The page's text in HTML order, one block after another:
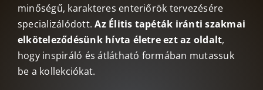
minőségű, karakteres enteriőrök tervezésére
specializálódott.Az Élitis tapéták iránti szakmai
elköteleződésünk hívta életre ezt az oldalt,
hogy inspiráló és átlátható formában mutassuk
be a kollekciókat.